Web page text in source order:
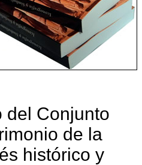
del Conjunto
de la
histórico y